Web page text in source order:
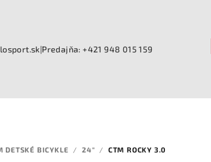
|Predajňa: +421 948 015 159
DETSKÉ BICYKLE / 24" / CTM ROCKY 3.0